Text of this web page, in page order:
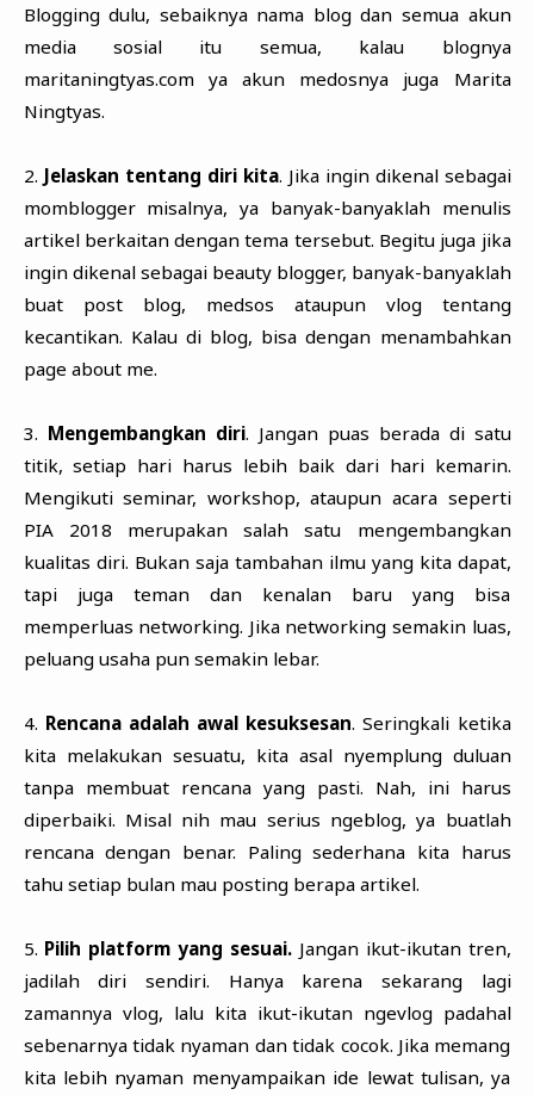
Blogging dulu, sebaiknya nama blog dan semua akun
media sosial itu semua, kalau blognya
maritaningtyas.com ya akun medosnya juga Marita
Ningtyas.
2. Jelaskan tentang diri kita. Jika ingin dikenal sebagai
momblogger misalnya, ya banyak-banyaklah menulis
artikel berkaitan dengan tema tersebut. Begitu juga jika
ingin dikenal sebagai beauty blogger, banyak-banyaklah
buat post blog, medsos ataupun vlog tentang
kecantikan. Kalau di blog, bisa dengan menambahkan
page about me.
3. Mengembangkan diri. Jangan puas berada di satu
titik, setiap hari harus lebih baik dari hari kemarin.
Mengikuti seminar, workshop, ataupun acara seperti
PIA 2018 merupakan salah satu mengembangkan
kualitas diri. Bukan saja tambahan ilmu yang kita dapat,
tapi juga teman dan kenalan baru yang bisa
memperluas networking. Jika networking semakin luas,
peluang usaha pun semakin lebar.
4. Rencana adalah awal kesuksesan. Seringkali ketika
kita melakukan sesuatu, kita asal nyemplung duluan
tanpa membuat rencana yang pasti. Nah, ini harus
diperbaiki. Misal nih mau serius ngeblog, ya buatlah
rencana dengan benar. Paling sederhana kita harus
tahu setiap bulan mau posting berapa artikel.
5. Pilih platform yang sesuai.Jangan ikut-ikutan tren,
jadilah diri sendiri. Hanya karena sekarang lagi
zamannya vlog, lalu kita ikut-ikutan ngevlog padahal
sebenarnya tidak nyaman dan tidak cocok. Jika memang
kita lebih nyaman menyampaikan ide lewat tulisan, ya